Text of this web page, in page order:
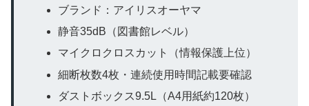
ブランド：アイリスオーヤマ
静音35dB（図書館レベル）
マイクロクロスカット（情報保護上位）
細断枚数4枚・連続使用時間記載要確認
ダストボックス9.5L（A4用紙約120枚）